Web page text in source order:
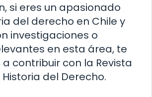
si eres un apasionado
del derecho en Chile y
investigaciones o
en esta área, te
contribuir con la Revista
del Derecho.